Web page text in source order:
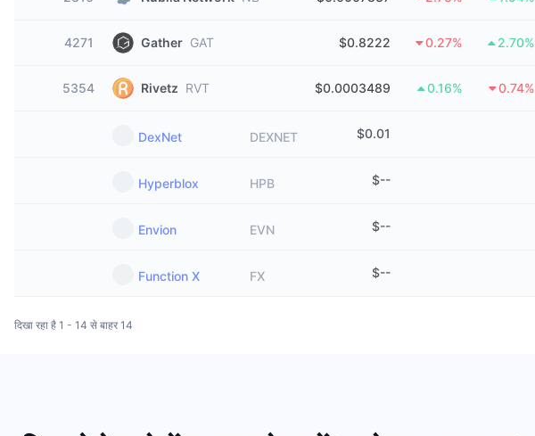
4271 Gather GAT $0.8222 0.27% 2.70%
5354 Rivetz RVT $0.0003489 0.16% 0.74%
DexNet DEXNET $0.01
Hyperblox HPB $--
Envion EVN $--
Function X FX $--
दिखा रहा है 1 - 14 से बाहर 14